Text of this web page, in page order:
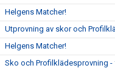
Helgens Matcher!
Utprovning av skor och
Helgens Matcher!
Sko och Profilklädesprovning -